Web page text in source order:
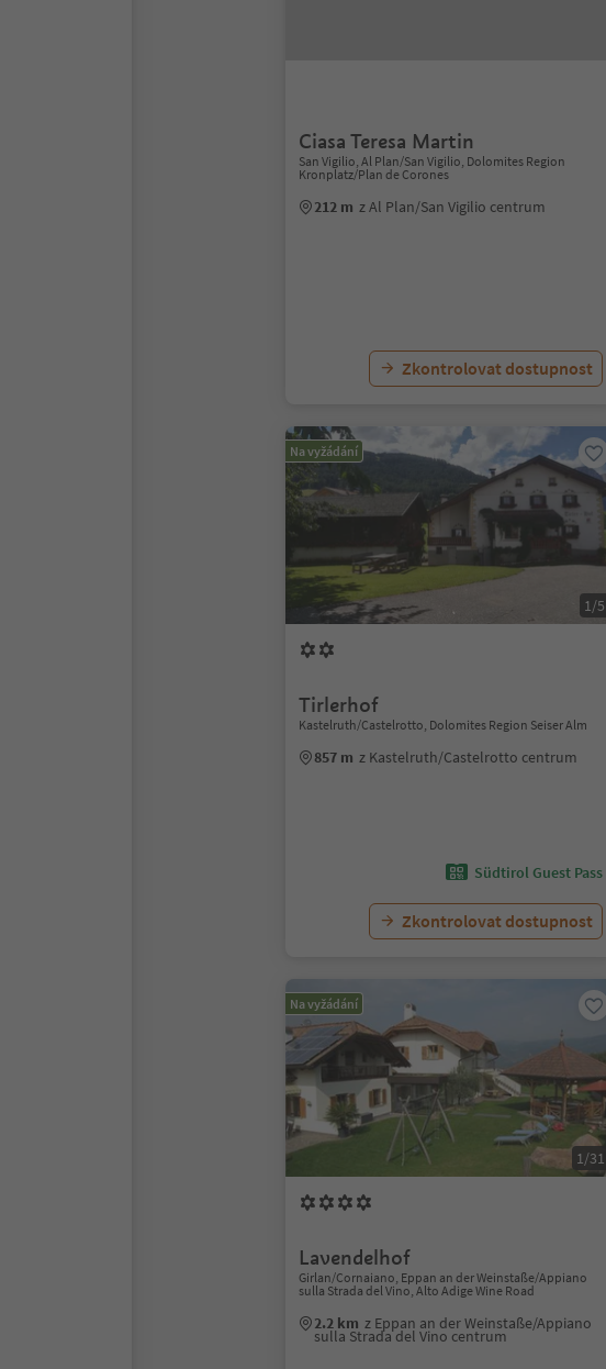
Ciasa Teresa Martin
San Vigilio, Al Plan/San Vigilio, Dolomites Region
Kronplatz/Plan de Corones
212 m z Al Plan/San Vigilio centrum
Zkontrolovat dostupnost
Na vyžádání
1/5
Tirlerhof
Kastelruth/Castelrotto, Dolomites Region Seiser Alm
857 m z Kastelruth/Castelrotto centrum
Südtirol Guest Pass
Zkontrolovat dostupnost
Na vyžádání
1/31
Lavendelhof
Girlan/Cornaiano, Eppan an der Weinstaße/Appiano
sulla Strada del Vino, Alto Adige Wine Road
2.2 km z Eppan an der Weinstaße/Appiano
sulla Strada del Vino centrum